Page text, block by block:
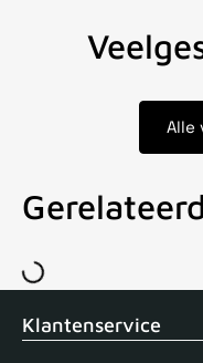
Alle
Voor 15uur besteld,
Klantenservice